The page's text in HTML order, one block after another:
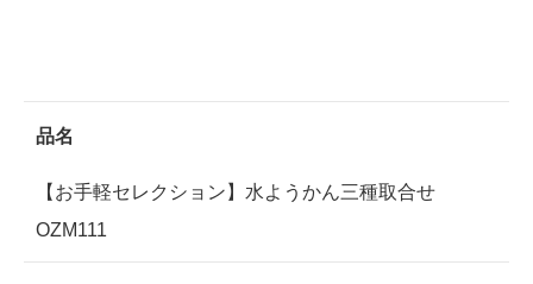
品名
【お手軽セレクション】水ようかん三種取合せ
OZM111